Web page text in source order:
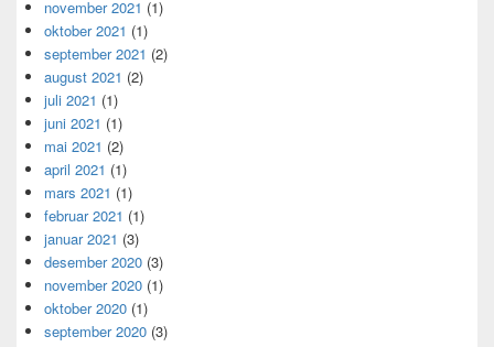
november 2021 (1)
oktober 2021 (1)
september 2021 (2)
august 2021 (2)
juli 2021 (1)
juni 2021 (1)
mai 2021 (2)
april 2021 (1)
mars 2021 (1)
februar 2021 (1)
januar 2021 (3)
desember 2020 (3)
november 2020 (1)
oktober 2020 (1)
september 2020 (3)